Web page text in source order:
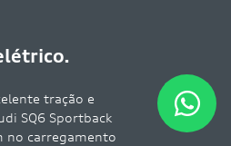
tração e
SQ6 Sportback
no carregamento